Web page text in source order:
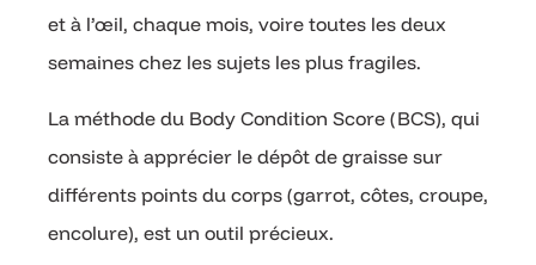
et à l’œil, chaque mois, voire toutes les deux
semaines chez les sujets les plus fragiles.
La méthode du Body Condition Score (BCS), qui
consiste à apprécier le dépôt de graisse sur
différents points du corps (garrot, côtes, croupe,
encolure), est un outil précieux.